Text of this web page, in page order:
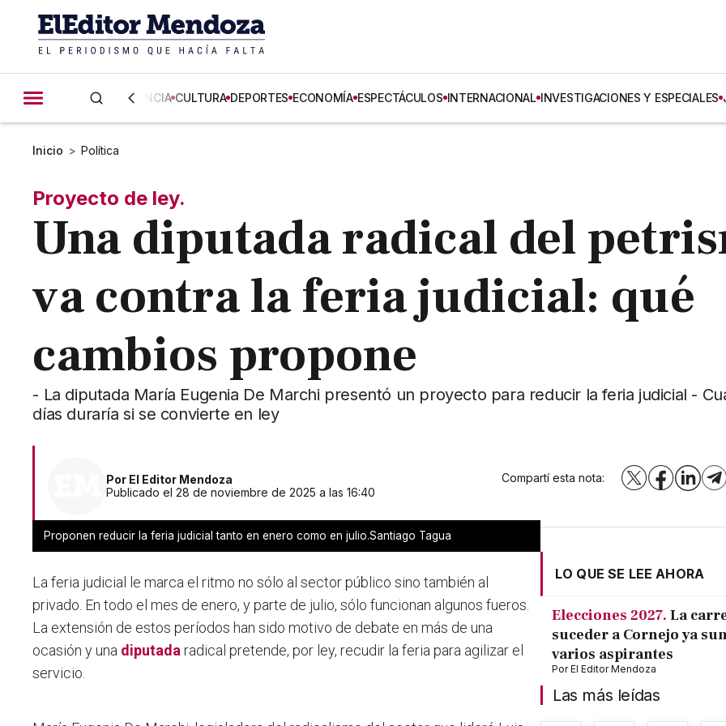
CIENCIA CULTURA DEPORTES ECONOMÍA ESPECTÁCULOS INTERNACIONAL INVESTIGACIONES Y ESPECIALES
Inicio > Política
Proyecto de ley.
Una diputada radical del
va contra la feria judicial: qué
cambios propone
- La diputada María Eugenia De Marchi presentó un proyecto para reducir la feria judicial -
días duraría si se convierte en ley
Por El Editor Mendoza
Publicado el 28 de noviembre de 2025 a las 16:40
Compartí esta nota: X Facebook
Proponen reducir la feria judicial tanto en enero como en julio.Santiago Tagua
La feria judicial le marca el ritmo no sólo al sector público sino también al
privado. En todo el mes de enero, y parte de julio, sólo funcionan algunos fueros.
La extensión de estos períodos han sido motivo de debate en más de una
ocasión y una diputada radical pretende, por ley, recudir la feria para agilizar el
servicio.
LO QUE SE LEE AHORA
Elecciones 2027. La
suceder a Cornejo ya
varios aspirantes
PorEl Editor Mendoza
Las más leídas